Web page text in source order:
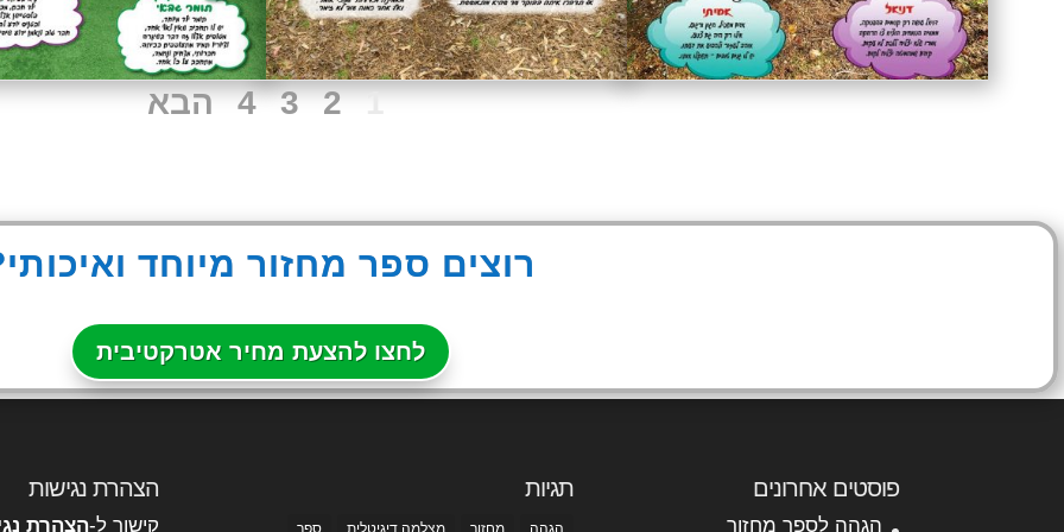
1
2
3
4 הבא
רוצים ספר מחזור מיוחד
לחצו להצעת מחיר אטרקטיבית
פוסטים אחרונים
הגהה לספר מחזור
תגיות הצהרת נגישות
קישור ל-הצהרת